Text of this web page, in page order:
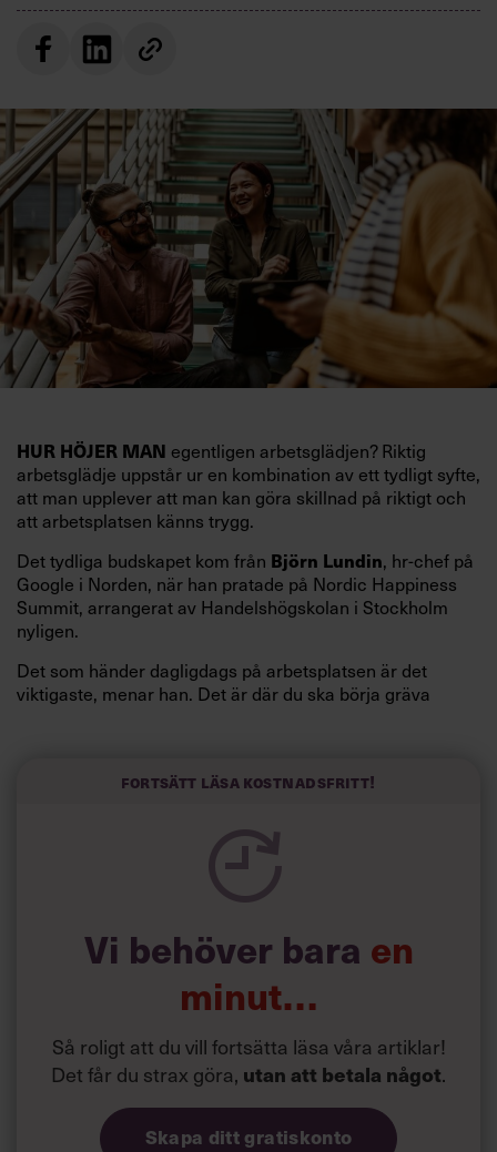
HUR HÖJER MAN egentligen arbetsglädjen? Riktig
arbetsglädje uppstår ur en kombination av ett tydligt syfte,
att man upplever att man kan göra skillnad på riktigt och
att arbetsplatsen känns trygg.
Det tydliga budskapet kom från Björn Lundin, hr-chef på
Google i Norden, när han pratade på Nordic Happiness
Summit, arrangerat av Handelshögskolan i Stockholm
nyligen.
Det som händer dagligdags på arbetsplatsen är det
viktigaste, menar han. Det är där du ska börja gräva
och höjt arbetsglädjen på Google:
Fortsätt läsa kostnadsfritt!
Vi behöver bara en
minut…
Så roligt att du vill fortsätta läsa våra artiklar!
Det får du strax göra, utan att betala något.
Skapa ditt gratiskonto